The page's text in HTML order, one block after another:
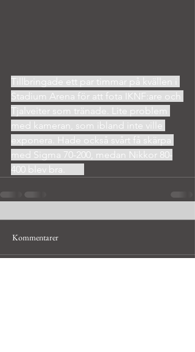
Tillbringade ett par timmar på kvällen i
Stadium Arena för att fota IKNF:are och
Tjalveiter som tränade. Lite problem
med kameran, som ibland inte ville
exponera. Hade också svårt få skärpa
med Sigma 70-200, medan Nikkor 80-
400 blev bra.
Kommentarer